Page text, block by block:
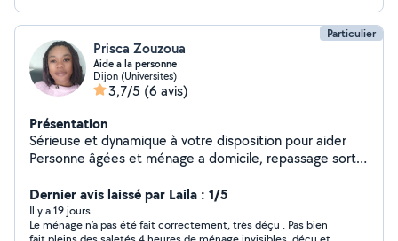
Particulier
Prisca Zouzoua
Aide a la personne
Dijon (Universites)
3,7/5 (6 avis)
Présentation
Sérieuse et dynamique à votre disposition pour aider
Personne âgées et ménage a domicile, repassage sortir
Dernier avis laissé par Laila : 1/5
Il y a 19 jours
Le ménage n’a pas été fait correctement, très déçu . Pas bien